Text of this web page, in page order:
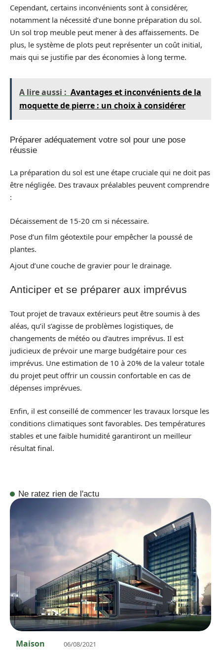
Cependant, certains inconvénients sont à considérer,
notamment la nécessité d’une bonne préparation du sol.
Un sol trop meuble peut mener à des affaissements. De
plus, le système de plots peut représenter un coût initial,
mais qui se justifie par des économies à long terme.
A lire aussi : Avantages et inconvénients de la
moquette de pierre : un choix à considérer
Préparer adéquatement votre sol pour une pose
réussie
La préparation du sol est une étape cruciale qui ne doit pas
être négligée. Des travaux préalables peuvent comprendre
:
Décaissement de 15-20 cm si nécessaire.
Pose d’un film géotextile pour empêcher la poussé de
plantes.
Ajout d’une couche de gravier pour le drainage.
Anticiper et se préparer aux imprévus
Tout projet de travaux extérieurs peut être soumis à des
aléas, qu’il s’agisse de problèmes logistiques, de
changements de météo ou d’autres imprévus. Il est
judicieux de prévoir une marge budgétaire pour ces
imprévus. Une estimation de 10 à 20% de la valeur totale
du projet peut offrir un coussin confortable en cas de
dépenses imprévues.
Enfin, il est conseillé de commencer les travaux lorsque les
conditions climatiques sont favorables. Des températures
stables et une faible humidité garantiront un meilleur
résultat final.
Ne ratez rien de l'actu
Maison 06/08/2021